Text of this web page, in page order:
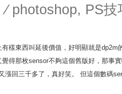
⁄ photoshop, PS技
有樣東西叫延後價值，好明顯就是
覺得那枚sensor不夠這個舊版好，那事
漲回三千多了，真好笑。 但這個數碼